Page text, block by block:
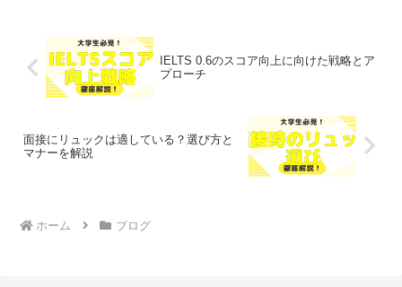
IELTS 0.6のスコア向上に向けた戦略とア
プローチ
面接にリュックは適している？選び方と
マナーを解説
ホーム ブログ